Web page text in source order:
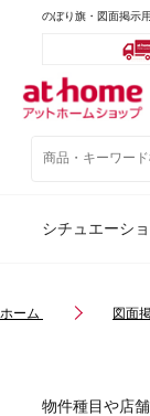
のぼり旗・図面掲示
シチュエーシ
ホーム 図面
物件種目や店